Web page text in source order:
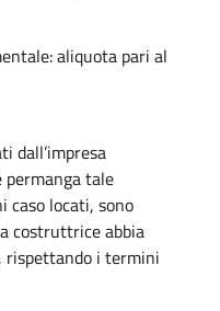
aliquota pari al
dall’impresa
tale
caso locati, sono
costruttrice abbia
rispettando i termini